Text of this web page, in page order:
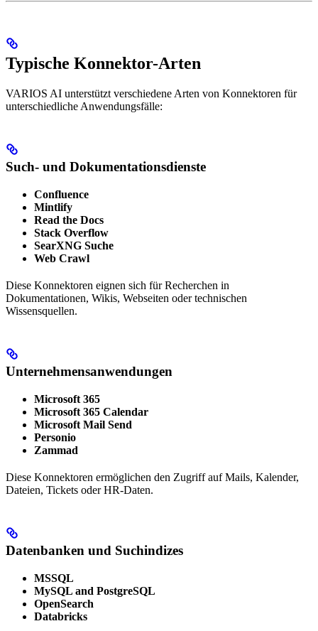
Typische Konnektor-Arten
VARIOS AI unterstützt verschiedene Arten von Konnektoren für
unterschiedliche Anwendungsfälle:
Such- und Dokumentationsdienste
Confluence
Mintlify
Read the Docs
Stack Overflow
SearXNG Suche
Web Crawl
Diese Konnektoren eignen sich für Recherchen in
Dokumentationen, Wikis, Webseiten oder technischen
Wissensquellen.
Unternehmensanwendungen
Microsoft 365
Microsoft 365 Calendar
Microsoft Mail Send
Personio
Zammad
Diese Konnektoren ermöglichen den Zugriff auf Mails, Kalender,
Dateien, Tickets oder HR-Daten.
Datenbanken und Suchindizes
MSSQL
MySQL and PostgreSQL
OpenSearch
Databricks